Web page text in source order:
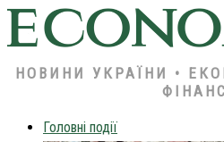
НОВИНИ УКРАЇНИ •
Головні події